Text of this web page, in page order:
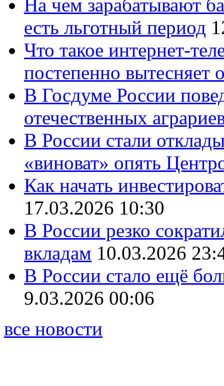
На чем зарабатывают
есть льготный период
Что такое интернет-
постепенно вытесняет
В Госдуме России
отечественных
В России стали
«виноват» опять
Как начать
17.03.2026 10:30
В России резко
вкладам 10.03.2026
В России стало ещё
9.03.2026 00:06
все новости